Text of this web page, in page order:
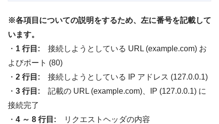
※各項目についての説明をするため、左に番号を記載して
います。
・ 1 行目: 接続しようとしている URL (example.com) お
よびポート (80)
・ 2 行目: 接続しようとしている IP アドレス (127.0.0.1)
・ 3 行目: 記載の URL (example.com)、IP (127.0.0.1) に
接続完了
・ 4 ～ 8 行目: リクエストヘッダの内容